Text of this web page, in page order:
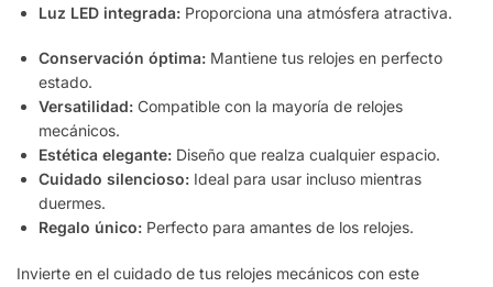
Luz LED integrada: Proporciona una atmósfera atractiva.
Conservación óptima: Mantiene tus relojes en perfecto
estado.
Versatilidad: Compatible con la mayoría de relojes
mecánicos.
Estética elegante: Diseño que realza cualquier espacio.
Cuidado silencioso: Ideal para usar incluso mientras
duermes.
Regalo único: Perfecto para amantes de los relojes.
Invierte en el cuidado de tus relojes mecánicos con este